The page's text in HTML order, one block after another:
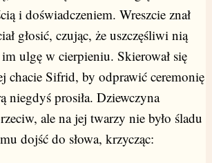
i doświadczeniem. Wreszcie znał
głosić, czując, że uszczęśliwi nią
ulgę w cierpieniu. Skierował się
chacie Sifrid, by odprawić ceremonię
niegdyś prosiła. Dziewczyna
ale na jej twarzy nie było śladu
dojść do słowa, krzycząc: